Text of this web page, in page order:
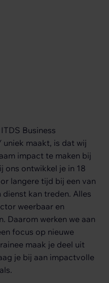
Business
uniek maakt, is dat wij
impact te maken bij
ons ontwikkel je in 18
langere tijd bij een van
kan treden. Alles
weerbaar en
Daarom werken we aan
focus op nieuwe
maak je deel uit
je bij aan impactvolle